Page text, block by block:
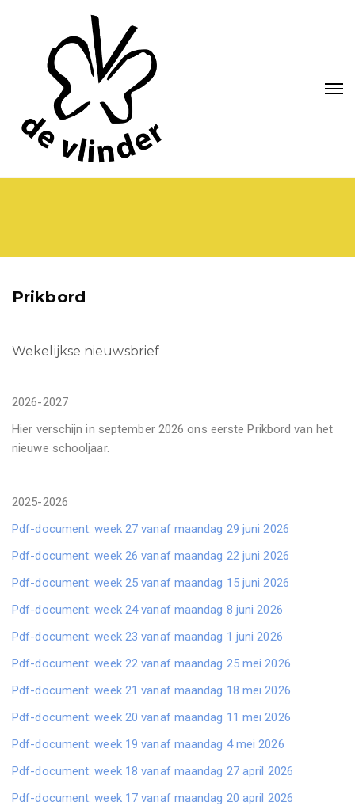
Prikbord
Wekelijkse nieuwsbrief
2026-2027
Hier verschijn in september 2026 ons eerste Prikbord van het
nieuwe schooljaar.
2025-2026
Pdf-document: week 27 vanaf maandag 29 juni 2026
Pdf-document: week 26 vanaf maandag 22 juni 2026
Pdf-document: week 25 vanaf maandag 15 juni 2026
Pdf-document: week 24 vanaf maandag 8 juni 2026
Pdf-document: week 23 vanaf maandag 1 juni 2026
Pdf-document: week 22 vanaf maandag 25 mei 2026
Pdf-document: week 21 vanaf maandag 18 mei 2026
Pdf-document: week 20 vanaf maandag 11 mei 2026
Pdf-document: week 19 vanaf maandag 4 mei 2026
Pdf-document: week 18 vanaf maandag 27 april 2026
Pdf-document: week 17 vanaf maandag 20 april 2026